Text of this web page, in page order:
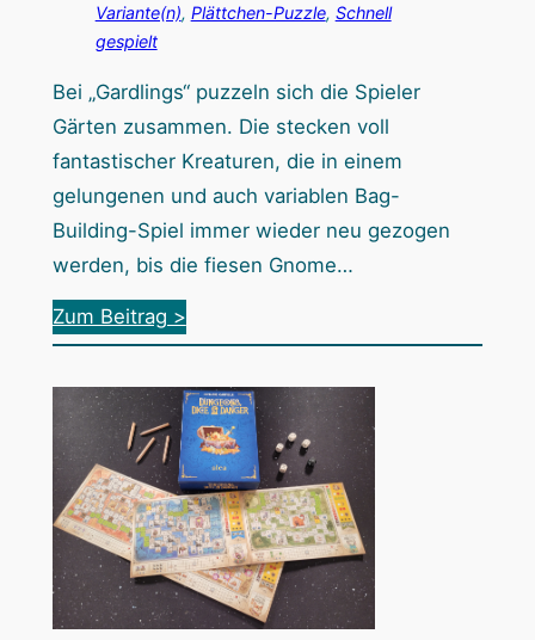
e
o
r
m
v
o
n
H
u
d
a
g
t
K
a
Variante(n), Plättchen-Puzzle, Schnell
gespielt
Bei „Gardlings“ puzzeln sich die Spieler
Gärten zusammen. Die stecken voll
fantastischer Kreaturen, die in einem
gelungenen und auch variablen Bag-
Building-Spiel immer wieder neu gezogen
werden, bis die fiesen Gnome…
Zum Beitrag >:
G
a
r
l
i
n
g
s